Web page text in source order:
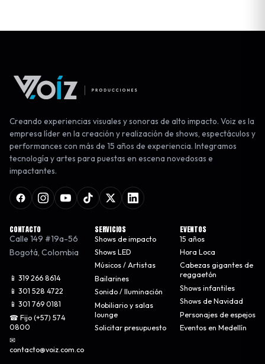
Creando experiencias visuales y sonoras de alto impacto. Voiz es la
empresa líder en la creación y realización de shows, espectáculos y
performances con más de 15 años de experiencia. Integramos
tecnología y artes para puestas en escena novedosas e
impactantes.
CONTACTO
Calle 149 #19a-56
Bogotá, Colombia
📱 319 266 8614
📱 301 528 4722
📱 301 769 0181
☎ Fijo (+57) 574
0800
✉
contacto@voiz.com.co
SERVICIOS
Shows de impacto
Shows LED
Músicos / Artistas
Bailarines
Sonido / Iluminación
Mobiliario y salas
lounge
Solicitar presupuesto
EVENTOS
15 años
Hora Loca
Cabezas gigantes de
reggaetón
Shows infantiles
Shows de Navidad
Personajes de espejos
Eventos en Medellín